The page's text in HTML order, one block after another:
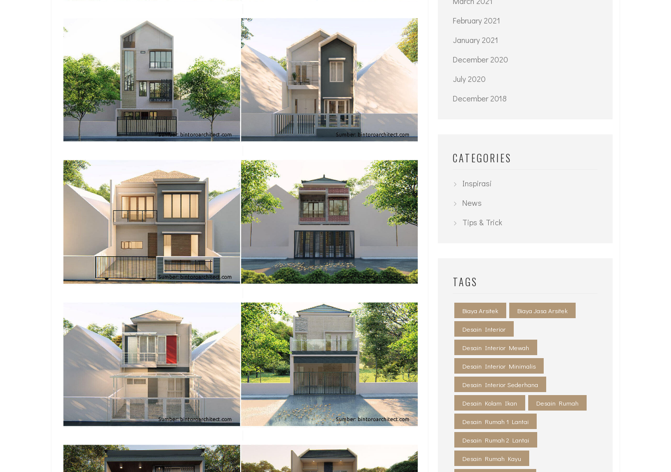
February 2021
January 2021
December 2020
July 2020
December 2018
CATEGORIES
Inspirasi
News
Tips & Trick
TAGS
Biaya Arsitek Biaya Jasa Arsitek
Desain Interior
Desain Interior Mewah
Desain Interior Minimalis
Desain Interior Sederhana
Desain Kolam Ikan Desain Rumah
Desain Rumah 1 Lantai
Desain Rumah 2 Lantai
Desain Rumah Kayu